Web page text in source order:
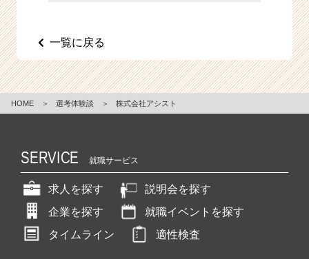
e
r）
一覧に戻る
HOME ＞ 選考体験談 ＞ 株式会社アシスト
SERVICE 就職サービス
求人を探す
説明会を探す
企業を探す
就職イベントを探す
タイムライン
適性検査